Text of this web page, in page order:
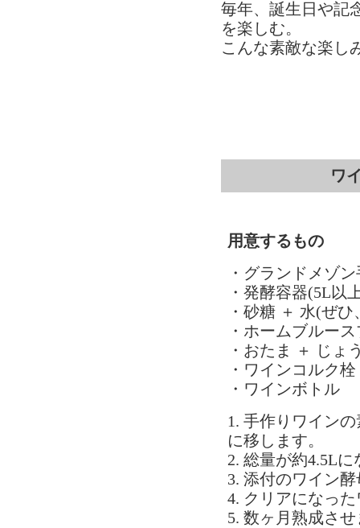
毎年、誕生日や記
を楽しむ。
こんな素敵な楽し
ワ
用意するもの
・グランドメゾ
・発酵容器(5L以
・砂糖 ＋ 水(ぜ
・ホームブルー
・おたま ＋ じょ
・ワインコルク
・ワインボトル
1. 手作りワイン
に移します。
2. 総量が約4.5L
3. 添付のワイン
4. クリアになっ
5. 数ヶ月熟成さ